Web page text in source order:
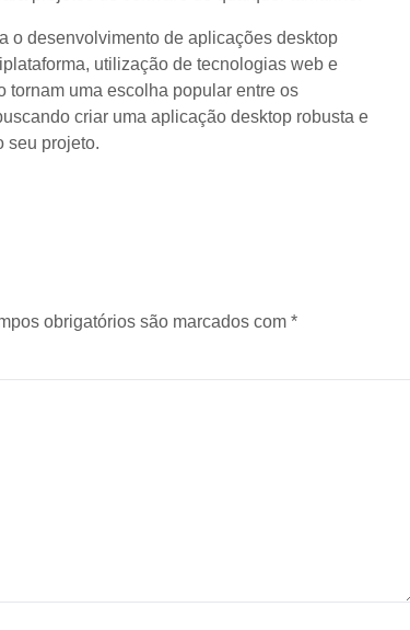
o desenvolvimento de aplicações desktop
utilização de tecnologias web e
tornam uma escolha popular entre os
criar uma aplicação desktop robusta e
seu projeto.
obrigatórios são marcados com *